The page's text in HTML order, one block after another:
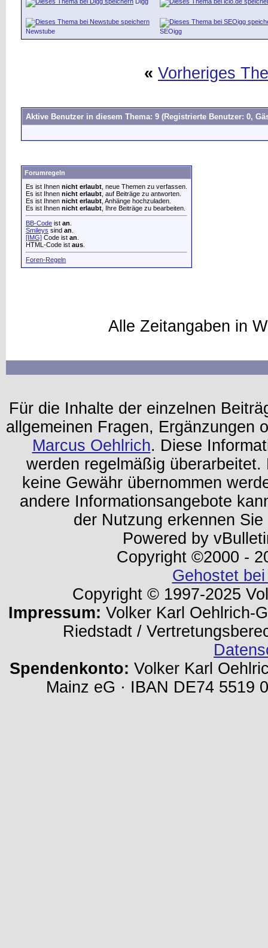
Newstube SEOigg
« Vorheriges
Aktive Benutzer in diesem Thema: 9 (Registrierte Benutzer: 0,
Forumregeln
Es ist Ihnen nicht erlaubt , neue Themen zu verfassen.
Es ist Ihnen nicht erlaubt , auf Beiträge zu antworten.
Es ist Ihnen nicht erlaubt , Anhänge hochzuladen.
Es ist Ihnen nicht erlaubt , Ihre Beiträge zu bearbeiten.
BB-Code ist an
Smileys sind an
[IMG] Code ist an
HTML-Code ist aus
Foren-Regeln
Alle Zeitangaben in
Für die Inhalte der einzelnen
allgemeinen Fragen, Ergänzungen
Marcus Oehlrich. Diese
werden regelmäßig
keine Gewähr übernommen
andere Informationsangebote
der Nutzung erkennen
Powered by
Copyright ©2000 -
Gehostet
Copyright © 1997-2025
Impressum: Volker Karl Oehlrich-
Riedstadt /
Spendenkonto: Volker Karl
Mainz eG · IBAN DE74 5519